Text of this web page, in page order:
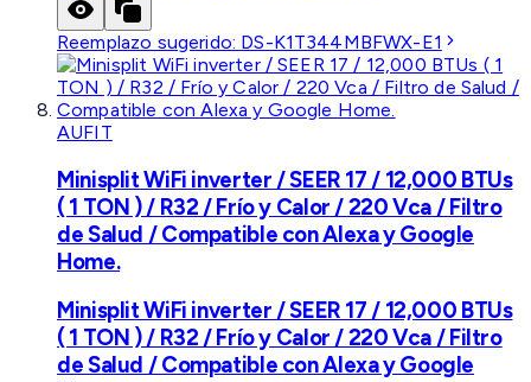
Reemplazo sugerido: DS-K1T344MBFWX-E1
AUFIT
Minisplit WiFi inverter / SEER 17 / 12,000 BTUs
( 1 TON ) / R32 / Frío y Calor / 220 Vca / Filtro
de Salud / Compatible con Alexa y Google
Home.
Minisplit WiFi inverter / SEER 17 / 12,000 BTUs
( 1 TON ) / R32 / Frío y Calor / 220 Vca / Filtro
de Salud / Compatible con Alexa y Google